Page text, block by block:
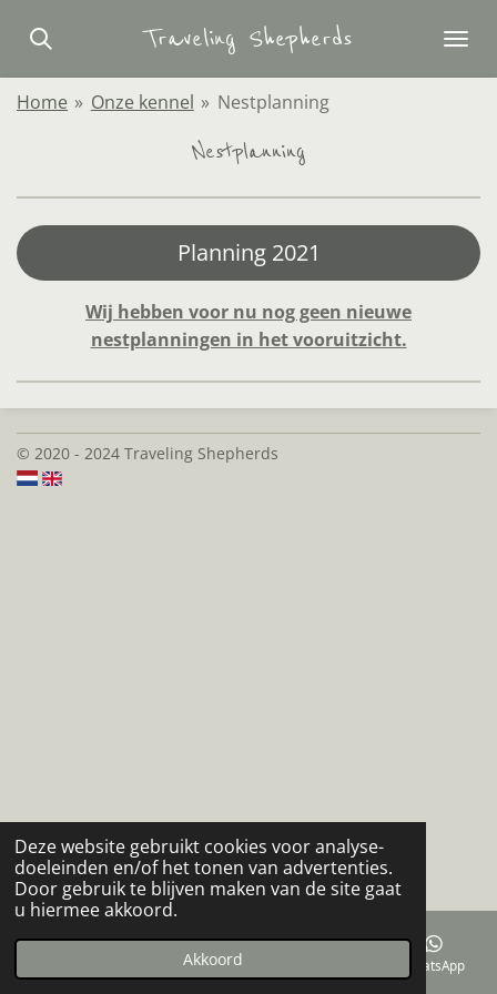
Deze website gebruikt cookies voor analyse-
doeleinden en/of het tonen van advertenties.
Door gebruik te blijven maken van de site gaat
u hiermee akkoord.
Akkoord
direct
naar
de
Traveling Shepherds
Home » Onze kennel » Nestplanning
Nestplanning
Planning 2021
Wij hebben voor nu nog geen nieuwe
nestplanningen in het vooruitzicht.
© 2020 - 2024 Traveling Shepherds
Telefoonnummer WhatsApp